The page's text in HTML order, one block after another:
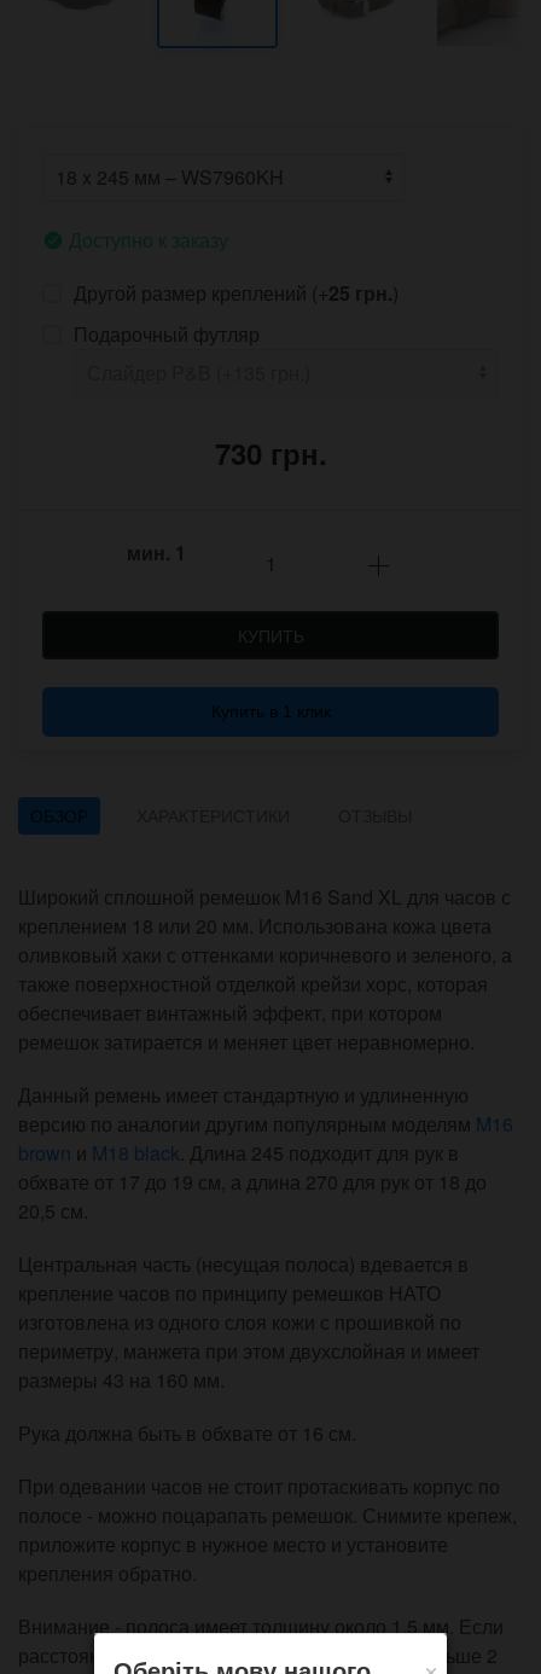
Доступно к заказу
Другой размер креплений (+25 грн.)
Подарочный футляр
730 грн.
мин. 1
КУПИТЬ
Купить в 1 клик
ОБЗОР
Широкий сплошной ремешок M16 Sand XL для часов с
креплением 18 или 20 мм. Использована кожа цвета
оливковый хаки с оттенками коричневого и зеленого, а
также поверхностной отделкой крейзи хорс, которая
обеспечивает винтажный эффект, при котором
ремешок затирается и меняет цвет неравномерно.
Данный ремень имеет стандартную и удлиненную
версию по аналогии другим популярным моделям M16
brown и M18 black. Длина 245 подходит для рук в
обхвате от 17 до 19 см, а длина 270 для рук от 18 до
20,5 см.
Центральная часть (несущая полоса) вдевается в
крепление часов по принципу ремешков НАТО
изготовлена из одного слоя кожи с прошивкой по
периметру, манжета при этом двухслойная и имеет
размеры 43 на 160 мм.
Рука должна быть в обхвате от 16 см.
При одевании часов не стоит протаскивать корпус по
полосе - можно поцарапать ремешок. Снимите крепеж,
приложите корпус в нужное место и установите
крепления обратно.
Внимание - полоса имеет толщину около 1,5 мм. Если
расстояние от крепления до корпуса часов меньше 2